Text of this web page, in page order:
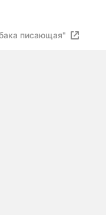
писающая"